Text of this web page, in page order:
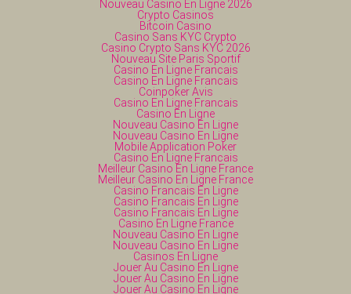
Nouveau Casino En Ligne 2026
Crypto Casinos
Bitcoin Casino
Casino Sans KYC Crypto
Casino Crypto Sans KYC 2026
Nouveau Site Paris Sportif
Casino En Ligne Francais
Casino En Ligne Francais
Coinpoker Avis
Casino En Ligne Francais
Casino En Ligne
Nouveau Casino En Ligne
Nouveau Casino En Ligne
Mobile Application Poker
Casino En Ligne Francais
Meilleur Casino En Ligne France
Meilleur Casino En Ligne France
Casino Francais En Ligne
Casino Francais En Ligne
Casino Francais En Ligne
Casino En Ligne France
Nouveau Casino En Ligne
Nouveau Casino En Ligne
Casinos En Ligne
Jouer Au Casino En Ligne
Jouer Au Casino En Ligne
Jouer Au Casino En Ligne